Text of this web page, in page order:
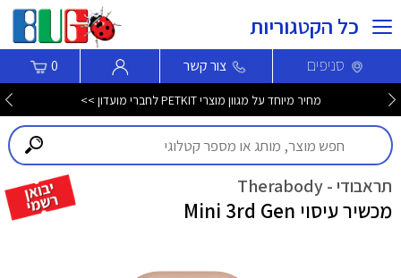
כל הקטגוריות
סניפים צור קשר 0
מחיר מיוחד על מגוון מוצרי PETKIT לחברי מועדון >>
תראבודי - Therabody
מכשיר עיסוי Mini 3rd Gen